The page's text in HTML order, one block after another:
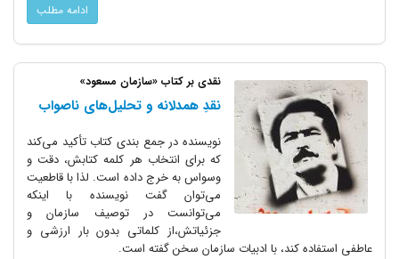
ادامه مطلب
نقدی بر کتاب «سازمان مسعود»
نقدِ همدلانه و تحلیل‌های ناصواب
نویسنده در جمع بندی کتاب تأکید می‌کند
که برای انتخاب هر کلمه کتابش، دقت و
وسواس به خرج داده است. لذا با قاطعیت
می‌توان گفت نویسنده با اینکه
می‌توانست در توصیف سازمان و
جزئیاتش،از کلماتی بدون بار ارزشی و
عاطفی استفاده کند، با ادبیات سازمان سخن گفته است.